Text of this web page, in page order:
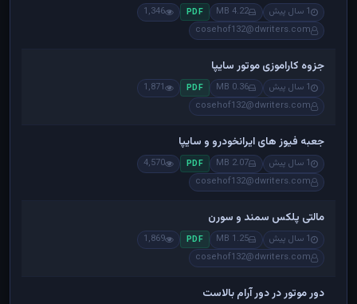
1 سال پیش 4.22 MB
PDF
1,346
cosehof132@dwriters.com
جزوه کاراموزی موتور سایپا
1 سال پیش 0.36 MB
PDF
1,871
cosehof132@dwriters.com
جعبه فیوز های ایرانخودرو و سایپا
1 سال پیش 2.07 MB
PDF
4,570
cosehof132@dwriters.com
مالتی پلکس سمند و سورن
1 سال پیش 1.25 MB
PDF
1,869
cosehof132@dwriters.com
دور موتور در دور آرام بالاست